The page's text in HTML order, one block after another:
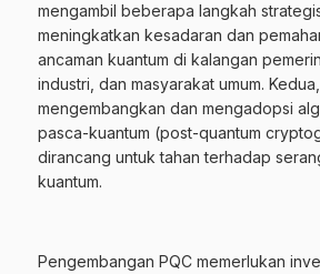
mengambil beberapa langkah
meningkatkan kesadaran dan
ancaman kuantum di kalangan
industri, dan masyarakat umum.
mengembangkan dan mengadopsi
pasca-kuantum (post-quantum
dirancang untuk tahan terhadap
kuantum.
Pengembangan PQC memerlukan